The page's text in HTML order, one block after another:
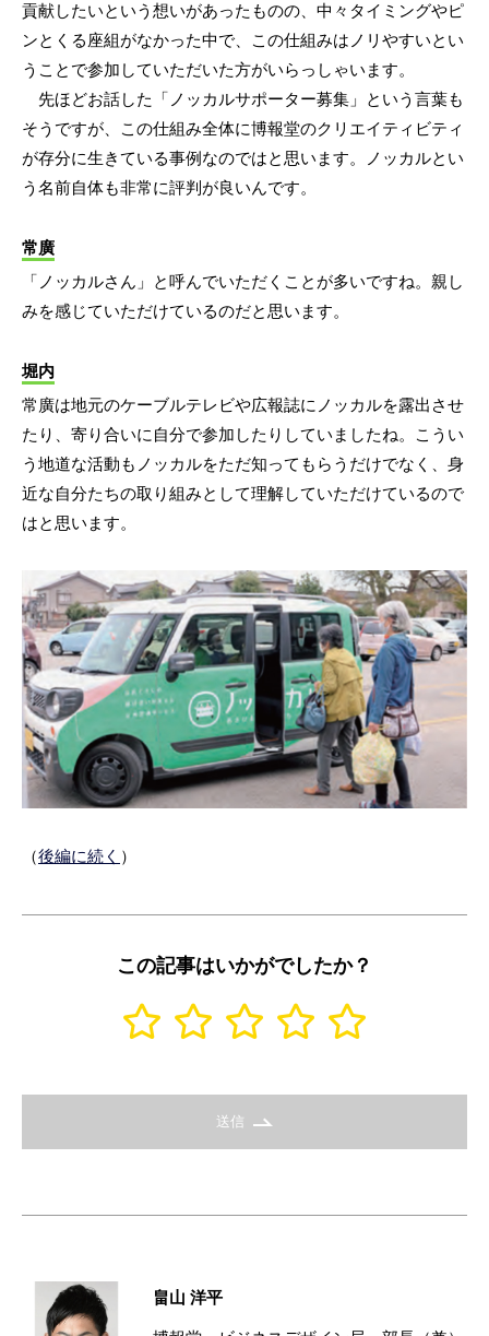
貢献したいという想いがあったものの、中々タイミングやピ
ンとくる座組がなかった中で、この仕組みはノリやすいとい
うことで参加していただいた方がいらっしゃいます。
先ほどお話した「ノッカルサポーター募集」という言葉も
そうですが、この仕組み全体に博報堂のクリエイティビティ
が存分に生きている事例なのではと思います。ノッカルとい
う名前自体も非常に評判が良いんです。
常廣
「ノッカルさん」と呼んでいただくことが多いですね。親し
みを感じていただけているのだと思います。
堀内
常廣は地元のケーブルテレビや広報誌にノッカルを露出させ
たり、寄り合いに自分で参加したりしていましたね。こうい
う地道な活動もノッカルをただ知ってもらうだけでなく、身
近な自分たちの取り組みとして理解していただけているので
はと思います。
（後編に続く ）
この記事はいかがでしたか？
送信
畠山 洋平